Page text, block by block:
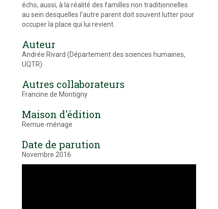
écho, aussi, à la réalité des familles non traditionnelles
au sein desquelles l’autre parent doit souvent lutter pour
occuper la place qui lui revient.
Auteur
Andrée Rivard (Département des sciences humaines,
UQTR)
Autres collaborateurs
Francine de Montigny
Maison d'édition
Remue-ménage
Date de parution
Novembre 2016